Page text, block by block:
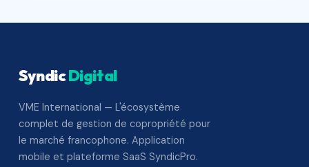
SyndicDigital
VME International — L'écosystème
complet de gestion de copropriété pour
le marché francophone. Application
mobile et plateforme SaaS SyndicPro.